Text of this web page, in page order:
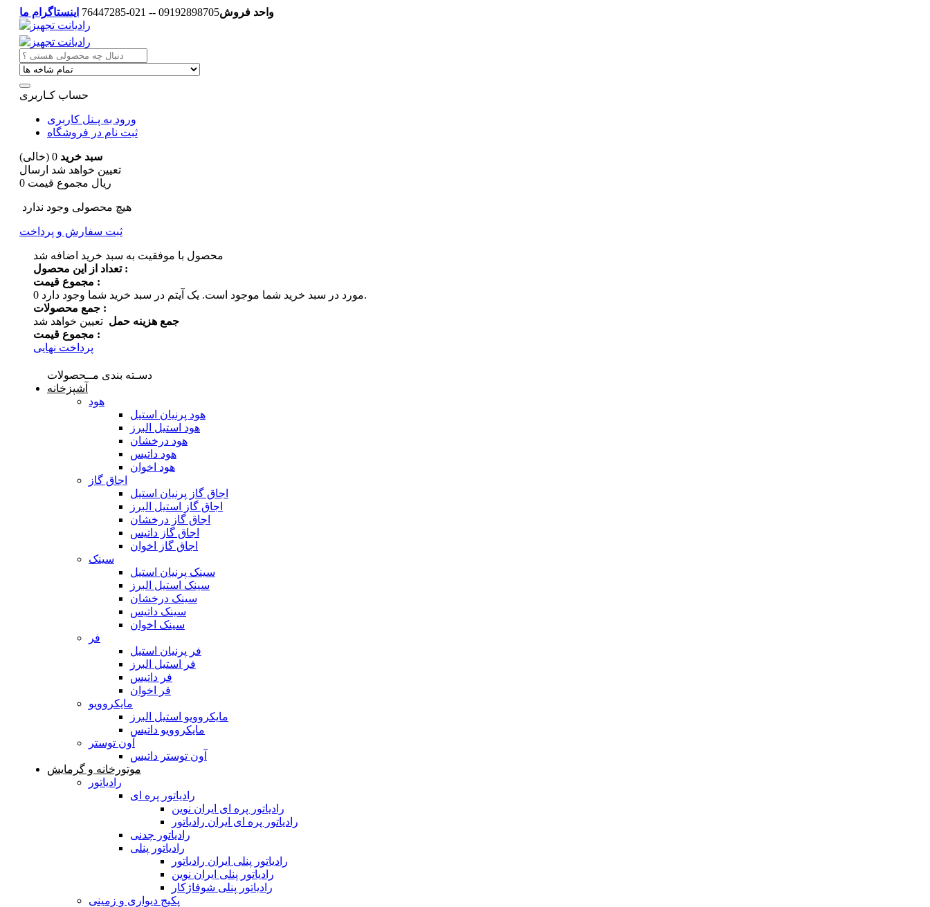
واحد فروش09192898705 -- 021-76447285 اینستاگرام ما
حساب کـاربری
ورود به پـنل کاربری
ثبت نام در فروشگاه
سبد خرید 0 (خالی)
تعیین خواهد شد ارسال
0 ریال مجموع قیمت
هیچ محصولی وجود ندارد
ثبت سفارش و پرداخت
محصول با موفقیت به سبد خرید اضافه شد
تعداد از این محصول :
مجموع قیمت :
0
مورد در سبد خرید شما موجود است.یک آیتم در سبد خرید شما وجود دارد.
جمع محصولات :
جمع هزینه حمل تعیین خواهد شد
مجموع قیمت :
پرداخت نهایی
دسـته بندی مــحصولات
آشپزخانه
هود
هود پرنیان استیل
هود استیل البرز
هود درخشان
هود داتیس
هود اخوان
اجاق گاز
اجاق گاز پرنیان استیل
اجاق گاز استیل البرز
اجاق گاز درخشان
اجاق گاز داتیس
اجاق گاز اخوان
سینک
سینک پرنیان استیل
سینک استیل البرز
سینک درخشان
سینک داتیس
سینک اخوان
فر
فر پرنیان استیل
فر استیل البرز
فر داتیس
فر اخوان
مایکروویو
مایکروویو استیل البرز
مایکروویو داتیس
آون توستر
آون توستر داتیس
موتورخانه و گرمایش
رادیاتور
رادیاتور پره ای
رادیاتور پره ای ایران نوین
رادیاتور پره ای ایران رادیاتور
رادیاتور چدنی
رادیاتور پنلی
رادیاتور پنلی ایران رادیاتور
رادیاتور پنلی ایران نوین
رادیاتور پنلی شوفاژکار
پکیج دیواری و زمینی